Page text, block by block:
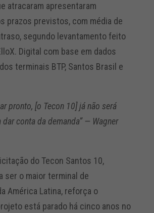
atracaram apresentaram
prazos previstos, com média de
segundo levantamento feito
Digital com base em dados
terminais BTP, Santos Brasil e
pronto, [o Tecon 10] já não será
conta da demanda” — Wagner
do Tecon Santos 10,
ser o maior terminal de
América Latina, reforça o
está parado há cinco anos no